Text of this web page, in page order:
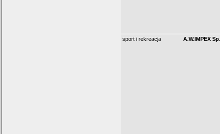
sport i rekreacja A.W.IMPEX